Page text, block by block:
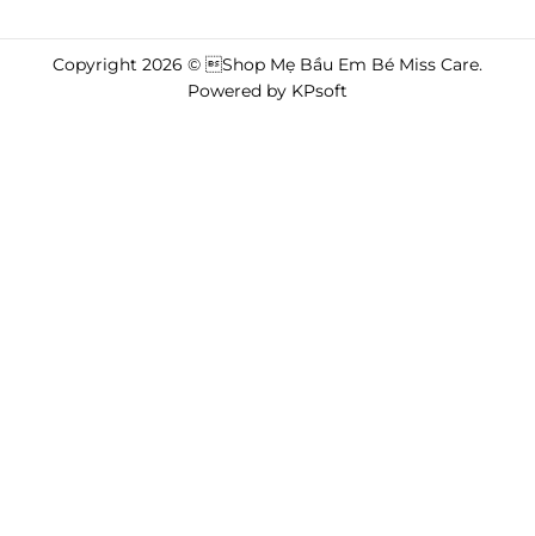
Copyright 2026 © Shop Mẹ Bầu Em Bé Miss Care.
Powered by KPsoft